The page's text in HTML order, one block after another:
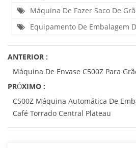
Máquina De Fazer Saco De
Equipamento De Embalagem
ANTERIOR :
Máquina De Envase C500Z Para
PRÓXIMO :
C500Z Máquina Automática De
Café Torrado Central Plateau